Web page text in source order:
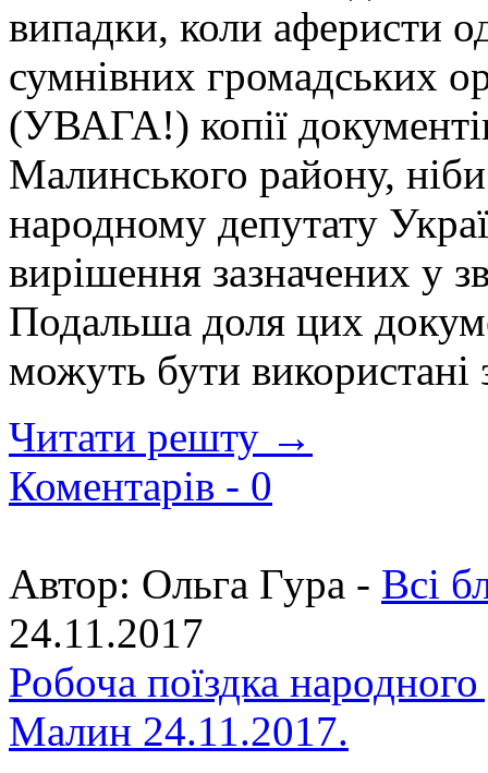
випадки, коли аферисти
сумнівних громадських
(УВАГА!) копії
Малинського району,
народному депутату
вирішення зазначених у
Подальша доля цих
можуть бути
Читати решту →
Коментарів - 0
Автор: Ольга Гура - Всі
24.11.2017
Робоча поїздка
Малин 24.11.2017.